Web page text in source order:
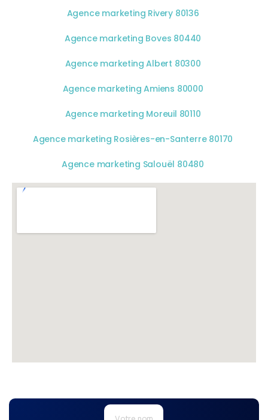
Agence marketing Rivery 80136
Agence marketing Boves 80440
Agence marketing Albert 80300
Agence marketing Amiens 80000
Agence marketing Moreuil 80110
Agence marketing Rosières-en-Santerre 80170
Agence marketing Salouël 80480